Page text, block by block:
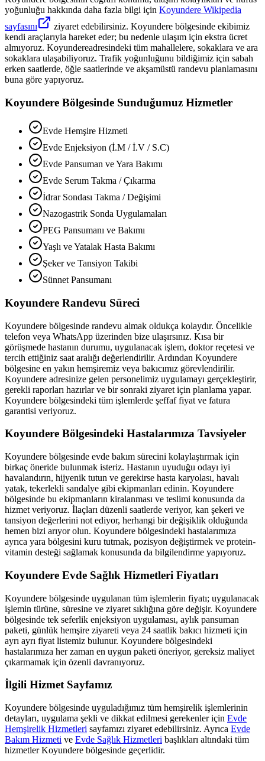
yoğunluğu hakkında daha fazla bilgi için Koyundere Wikipedia
sayfasını
ziyaret edebilirsiniz. Koyundere bölgesinde ekibimiz
kendi araçlarıyla hareket eder; bu nedenle ulaşım için ekstra ücret
almıyoruz. Koyundereadresindeki tüm mahallelere, sokaklara ve ara
sokaklara ulaşabiliyoruz. Trafik yoğunluğunu bildiğimiz için sabah
erken saatlerde, öğle saatlerinde ve akşamüstü randevu planlamasını
buna göre yapıyoruz.
Koyundere Bölgesinde Sunduğumuz Hizmetler
Evde Hemşire Hizmeti
Evde Enjeksiyon (İ.M / İ.V / S.C)
Evde Pansuman ve Yara Bakımı
Evde Serum Takma / Çıkarma
İdrar Sondası Takma / Değişimi
Nazogastrik Sonda Uygulamaları
PEG Pansumanı ve Bakımı
Yaşlı ve Yatalak Hasta Bakımı
Şeker ve Tansiyon Takibi
Sünnet Pansumanı
Koyundere Randevu Süreci
Koyundere bölgesinde randevu almak oldukça kolaydır. Öncelikle
telefon veya WhatsApp üzerinden bize ulaşırsınız. Kısa bir
görüşmede hastanın durumu, uygulanacak işlem, doktor reçetesi ve
tercih ettiğiniz saat aralığı değerlendirilir. Ardından Koyundere
bölgesine en yakın hemşiremiz veya bakıcımız görevlendirilir.
Koyundere adresinize gelen personelimiz uygulamayı gerçekleştirir,
gerekli raporları hazırlar ve bir sonraki ziyaret için planlama yapar.
Koyundere bölgesindeki tüm işlemlerde şeffaf fiyat ve fatura
garantisi veriyoruz.
Koyundere Bölgesindeki Hastalarımıza Tavsiyeler
Koyundere bölgesinde evde bakım sürecini kolaylaştırmak için
birkaç öneride bulunmak isteriz. Hastanın uyuduğu odayı iyi
havalandırın, hijyenik tutun ve gerekirse hasta karyolası, havalı
yatak, tekerlekli sandalye gibi ekipmanları edinin. Koyundere
bölgesinde bu ekipmanların kiralanması ve teslimi konusunda da
hizmet veriyoruz. İlaçları düzenli saatlerde veriyor, kan şekeri ve
tansiyon değerlerini not ediyor, herhangi bir değişiklik olduğunda
hemen bizi arıyor olun. Koyundere bölgesindeki hastalarımıza
ayrıca yara bölgesini kuru tutmak, pozisyon değiştirmek ve protein-
vitamin desteği sağlamak konusunda da bilgilendirme yapıyoruz.
Koyundere Evde Sağlık Hizmetleri Fiyatları
Koyundere bölgesinde uygulanan tüm işlemlerin fiyatı; uygulanacak
işlemin türüne, süresine ve ziyaret sıklığına göre değişir. Koyundere
bölgesinde tek seferlik enjeksiyon uygulaması, aylık pansuman
paketi, günlük hemşire ziyareti veya 24 saatlik bakıcı hizmeti için
ayrı ayrı fiyat listemiz bulunur. Koyundere bölgesindeki
hastalarımıza her zaman en uygun paketi öneriyor, gereksiz maliyet
çıkarmamak için özenli davranıyoruz.
İlgili Hizmet Sayfamız
Koyundere bölgesinde uyguladığımız tüm hemşirelik işlemlerinin
detayları, uygulama şekli ve dikkat edilmesi gerekenler için Evde
Hemşirelik Hizmetleri sayfamızı ziyaret edebilirsiniz. Ayrıca Evde
Bakım Hizmeti ve Evde Sağlık Hizmetleri başlıkları altındaki tüm
hizmetlerKoyundere bölgesinde geçerlidir.